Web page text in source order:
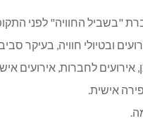
"בשביל החוויה" לפני
לחברות, אירועים
אישית.